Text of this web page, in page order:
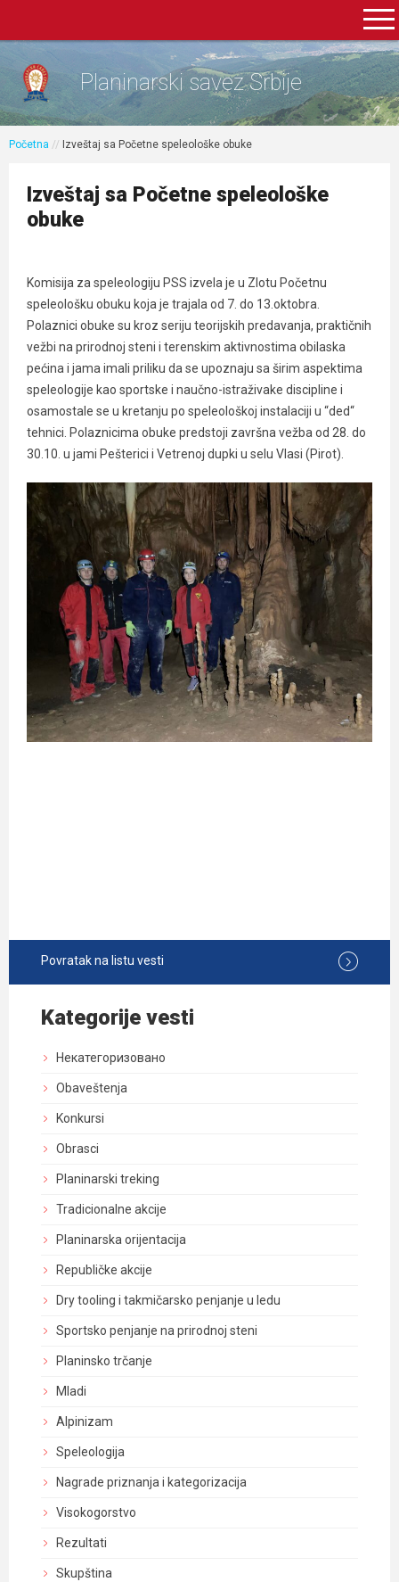
Planinarski savez Srbije
Početna // Izveštaj sa Početne speleološke obuke
Izveštaj sa Početne speleološke
obuke
Komisija za speleologiju PSS izvela je u Zlotu Početnu
speleološku obuku koja je trajala od 7. do 13.oktobra.
Polaznici obuke su kroz seriju teorijskih predavanja, praktičnih
vežbi na prirodnoj steni i terenskim aktivnostima obilaska
pećina i jama imali priliku da se upoznaju sa širim aspektima
speleologije kao sportske i naučno-istraživake discipline i
osamostale se u kretanju po speleološkoj instalaciji u “ded“
tehnici. Polaznicima obuke predstoji završna vežba od 28. do
30.10. u jami Pešterici i Vetrenoj dupki u selu Vlasi (Pirot).
Povratak na listu vesti
Kategorije vesti
Некатегоризовано
Obaveštenja
Konkursi
Obrasci
Planinarski treking
Tradicionalne akcije
Planinarska orijentacija
Republičke akcije
Dry tooling i takmičarsko penjanje u ledu
Sportsko penjanje na prirodnoj steni
Planinsko trčanje
Mladi
Alpinizam
Speleologija
Nagrade priznanja i kategorizacija
Visokogorstvo
Rezultati
Skupština